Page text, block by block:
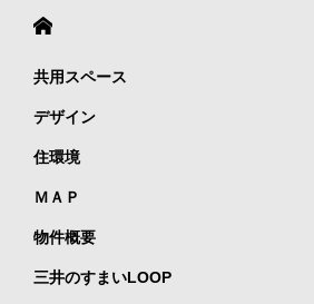
共用スペース
デザイン
住環境
ＭＡＰ
物件概要
三井のすまいLOOP